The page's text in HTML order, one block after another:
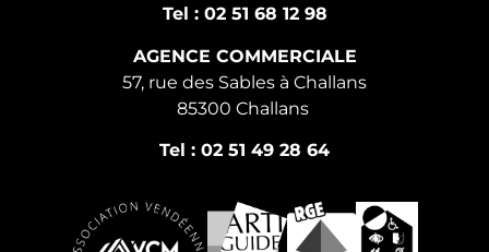
Tel : 02 51 68 12 98
AGENCE COMMERCIALE
57, rue des Sables à Challans
85300 Challans
Tel : 02 51 49 28 64